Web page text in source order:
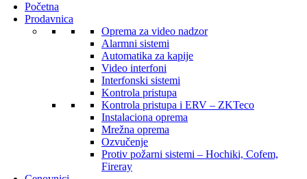
Početna
Prodavnica
Oprema za video nadzor
Alarmni sistemi
Automatika za kapije
Video interfoni
Interfonski sistemi
Kontrola pristupa
Kontrola pristupa i ERV – ZKTeco
Instalaciona oprema
Mrežna oprema
Ozvučenje
Protiv požarni sistemi – Hochiki, Cofem,
Fireray